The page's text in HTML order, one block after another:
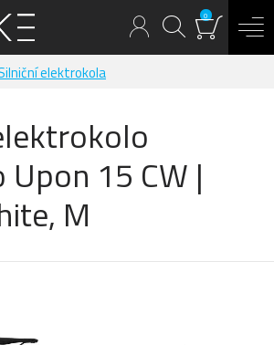
0
elektrokola
15 CW |
M